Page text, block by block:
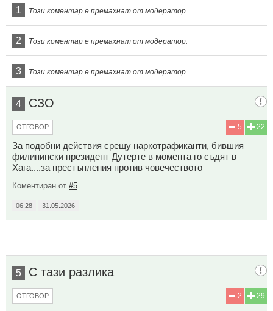
1 Този коментар е премахнат от модератор.
2 Този коментар е премахнат от модератор.
3 Този коментар е премахнат от модератор.
4 СЗО
22
5
ОТГОВОР
За подобни действия срещу наркотрафиканти, бившия
филипински президент Дутерте в момента го съдят в
Хага....за престъпления против човечеството
Коментиран от #5
06:28 31.05.2026
5 С тази разлика
29
2
ОТГОВОР